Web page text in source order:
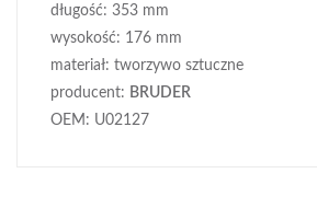
długość: 353 mm
wysokość: 176 mm
materiał: tworzywo sztuczne
producent: BRUDER
OEM: U02127